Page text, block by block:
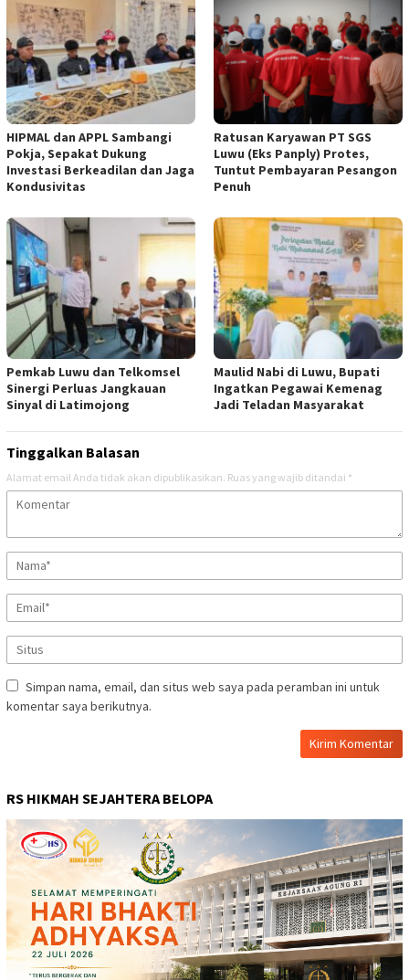
HIPMAL dan APPL Sambangi
Pokja, Sepakat Dukung
Investasi Berkeadilan dan Jaga
Kondusivitas
Ratusan Karyawan PT SGS
Luwu (Eks Panply) Protes,
Tuntut Pembayaran Pesangon
Penuh
Pemkab Luwu dan Telkomsel
Sinergi Perluas Jangkauan
Sinyal di Latimojong
Maulid Nabi di Luwu, Bupati
Ingatkan Pegawai Kemenag
Jadi Teladan Masyarakat
Tinggalkan Balasan
Alamat email Anda tidak akan dipublikasikan. Ruas yang wajib ditandai *
Simpan nama, email, dan situs web saya pada peramban ini untuk
komentar saya berikutnya.
RS HIKMAH SEJAHTERA BELOPA